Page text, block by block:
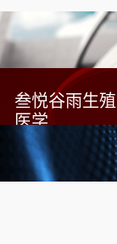
叁悦谷雨生殖
医学